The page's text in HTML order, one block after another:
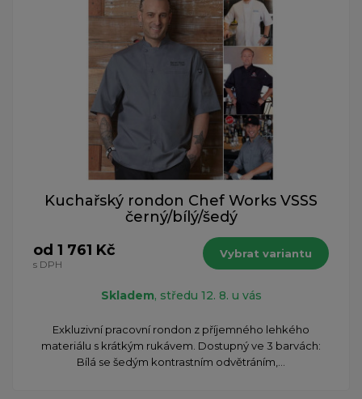
Kuchařský rondon Chef Works VSSS
černý/bílý/šedý
od 1 761 Kč
s DPH
Vybrat variantu
Skladem, středu 12. 8. u vás
Exkluzivní pracovní rondon z příjemného lehkého
materiálu s krátkým rukávem. Dostupný ve 3 barvách:
Bílá se šedým kontrastním odvětráním,...